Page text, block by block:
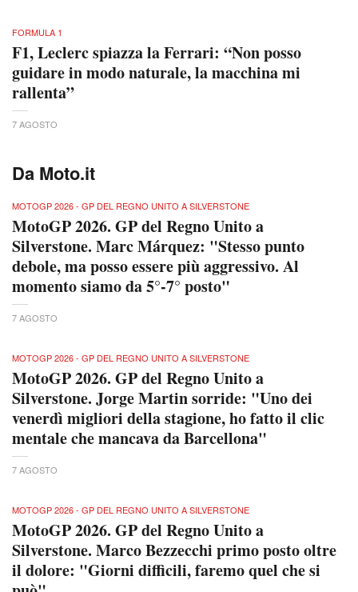
FORMULA 1
F1, Leclerc spiazza la Ferrari: “Non posso
guidare in modo naturale, la macchina mi
rallenta”
7 AGOSTO
Da Moto.it
MOTOGP 2026 - GP DEL REGNO UNITO A SILVERSTONE
MotoGP 2026. GP del Regno Unito a
Silverstone. Marc Márquez: "Stesso punto
debole, ma posso essere più aggressivo. Al
momento siamo da 5°-7° posto"
7 AGOSTO
MOTOGP 2026 - GP DEL REGNO UNITO A SILVERSTONE
MotoGP 2026. GP del Regno Unito a
Silverstone. Jorge Martin sorride: "Uno dei
venerdì migliori della stagione, ho fatto il clic
mentale che mancava da Barcellona"
7 AGOSTO
MOTOGP 2026 - GP DEL REGNO UNITO A SILVERSTONE
MotoGP 2026. GP del Regno Unito a
Silverstone. Marco Bezzecchi primo posto oltre
il dolore: "Giorni difficili, faremo quel che si